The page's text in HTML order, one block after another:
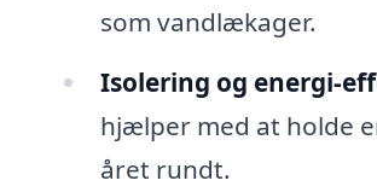
som vandlækager.
Isolering og energi-
hjælper med at holde
året rundt.